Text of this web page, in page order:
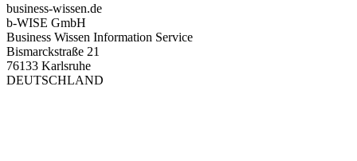
business-wissen.de
b-WISE GmbH
Business Wissen Information Service
Bismarckstraße 21
76133 Karlsruhe
DEUTSCHLAND